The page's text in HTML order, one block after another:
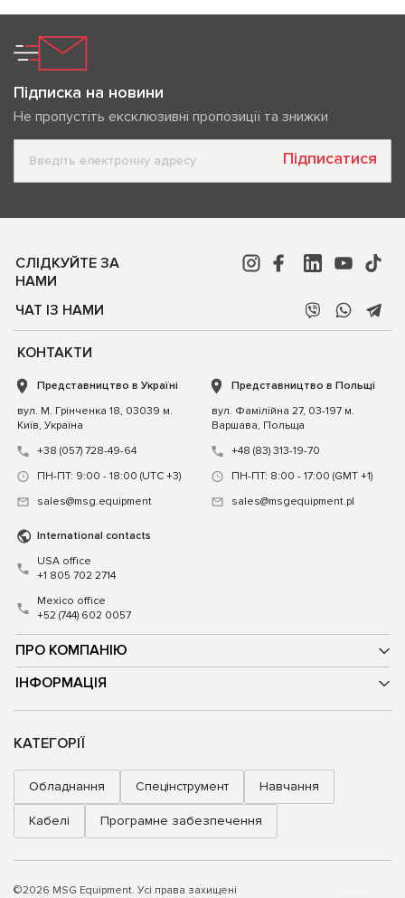
Підписка на новини
Не пропустіть ексклюзивні пропозиції та знижки
Підписатися
СЛІДКУЙТЕ ЗА
НАМИ
ЧАТ ІЗ НАМИ
ПРО КОМПАНІЮ
ІНФОРМАЦІЯ
КОНТАКТИ
Представництво в Україні
вул. М. Грінченка 18, 03039 м.
Київ, Україна
+38 (057) 728-49-64
ПН-ПТ: 9:00 - 18:00 (UTC +3)
sales@msg.equipment
Представництво в Польщі
вул. Фамілійна 27, 03-197 м.
Варшава, Польща
+48 (83) 313-19-70
ПН-ПТ: 8:00 - 17:00 (GMT +1)
sales@msgequipment.pl
International contacts
USA office
+1 805 702 2714
Mexico office
+52 (744) 602 0057
КАТЕГОРІЇ
Обладнання Спецінструмент Навчання
Кабелі Програмне забезпечення
©2026 MSG Equipment. Усі права захищені